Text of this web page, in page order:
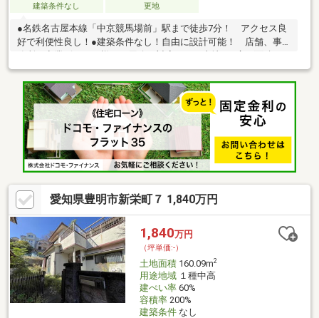
建築条件なし 更地
●名鉄名古屋本線「中京競馬場前」駅まで徒歩7分！ アクセス良
好で利便性良し！●建築条件なし！自由に設計可能！ 店舗、事
務所、商業ビルなど様々な用途に対応できる土地！●広々面積：
約114坪！ お好きな形で利用可能な広さ！●国道1号線沿い！
集客力の高い立地で、ビジネスの成功をサポート！
愛知県豊明市新栄町７ 1,840万円
1,840万円
（坪単価:-）
土地面積160.09m2
用途地域１種中高
建ぺい率60%
容積率200%
建築条件なし